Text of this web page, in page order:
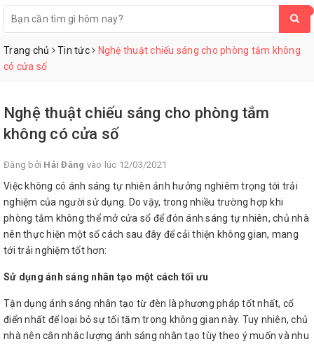
Trang chủ Tin tức
Nghệ thuật chiếu sáng cho phòng tắm không
có cửa số
Nghệ thuật chiếu sáng cho phòng tắm
không có cửa số
Đăng bởi Hải Đăng vào lúc 12/03/2021
Việc không có ánh sáng tự nhiên ảnh hưởng nghiêm trọng tới trải
nghiệm của người sử dụng. Do vậy, trong nhiều trường hợp khi
phòng tắm không thể mở cửa sổ để đón ánh sáng tự nhiên, chủ nhà
nên thực hiện một số cách sau đây để cải thiện không gian, mang
tới trải nghiệm tốt hơn:
Sử dụng ánh sáng nhân tạo một cách tối ưu
Tận dụng ánh sáng nhân tạo từ đèn là phương pháp tốt nhất, cổ
điển nhất để loại bỏ sự tối tăm trong không gian này. Tuy nhiên, chủ
nhà nên cân nhắc lượng ánh sáng nhân tạo tùy theo ý muốn và nhu